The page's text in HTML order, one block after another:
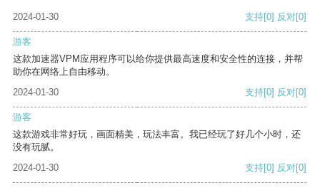
2024-01-30 支持[0] 反对[0]
游客
这款加速器VPM应用程序可以给你提供最高速度和安全性的连接，并帮
助你在网络上自由移动。
2024-01-30
支持[0] 反对[0]
游客
这款游戏非常好玩，画面精美，玩法丰富。我已经玩了好几个小时，还
没有玩腻。
2024-01-30
支持[0] 反对[0]